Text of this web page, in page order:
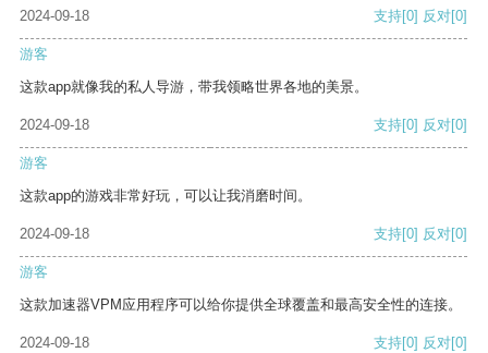
2024-09-18 支持[0] 反对[0]
游客
这款app就像我的私人导游，带我领略世界各地的美景。
2024-09-18 支持[0] 反对[0]
游客
这款app的游戏非常好玩，可以让我消磨时间。
2024-09-18 支持[0] 反对[0]
游客
这款加速器VPM应用程序可以给你提供全球覆盖和最高安全性的连接。
2024-09-18 支持[0] 反对[0]